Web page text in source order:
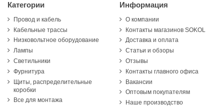
Категории
Провод и кабель
Кабельные трассы
Низковольтное оборудование
Лампы
Светильники
Фурнитура
Щиты, распределительные
коробки
Все для монтажа
Информация
О компании
Контакты магазинов SOKOL
Доставка и оплата
Статьи и обзоры
Отзывы
Контакты главного офиса
Вакансии
Оптовым покупателям
Наше производство